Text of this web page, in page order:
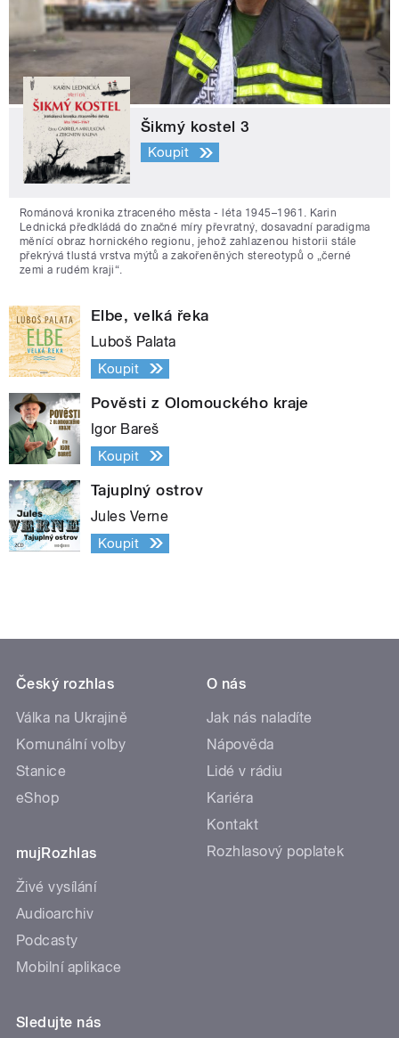
Šikmý kostel 3
Koupit
Románová kronika ztraceného města - léta 1945–1961. Karin
Lednická předkládá do značné míry převratný, dosavadní paradigma
měnící obraz hornického regionu, jehož zahlazenou historii stále
překrývá tlustá vrstva mýtů a zakořeněných stereotypů o „černé
zemi a rudém kraji“.
Elbe, velká řeka
Luboš Palata
Koupit
Pověsti z Olomouckého kraje
Igor Bareš
Koupit
Tajuplný ostrov
Jules Verne
Koupit
Český rozhlas
Válka na Ukrajině
Komunální volby
Stanice
eShop
mujRozhlas
Živé vysílání
Audioarchiv
Podcasty
Mobilní aplikace
O nás
Jak nás naladíte
Nápověda
Lidé v rádiu
Kariéra
Kontakt
Rozhlasový poplatek
Sledujte nás